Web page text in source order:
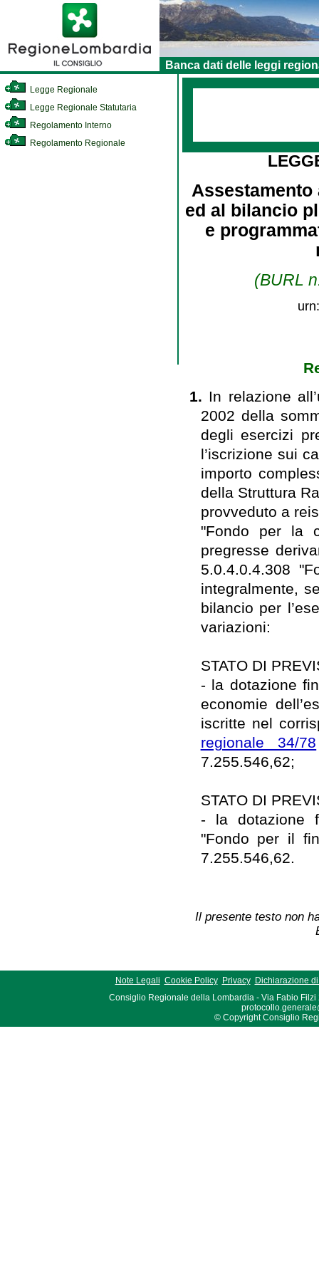
Banca dati delle leggi
Legge Regionale
Legge Regionale Statutaria
Regolamento Interno
Regolamento Regionale
Assestamento
ed al bilancio
e
(BURL
1. In relazione
2002 della
degli esercizi
l’iscrizione sui
importo
della Struttura
provveduto a
"Fondo per la
pregresse
5.0.4.0.4.308
integralmente,
bilancio per
variazioni:
STATO DI
- la dotazione
economie
iscritte nel
regionale 34/78
7.255.546,62;
STATO DI
- la dotazione
"Fondo per il
7.255.546,62.
Il presente testo non
Note Legali Cookie Policy Privacy
Dichiarazione
Consiglio Regionale della Lombardia - Via Fabio Filzi
© Copyright Consiglio